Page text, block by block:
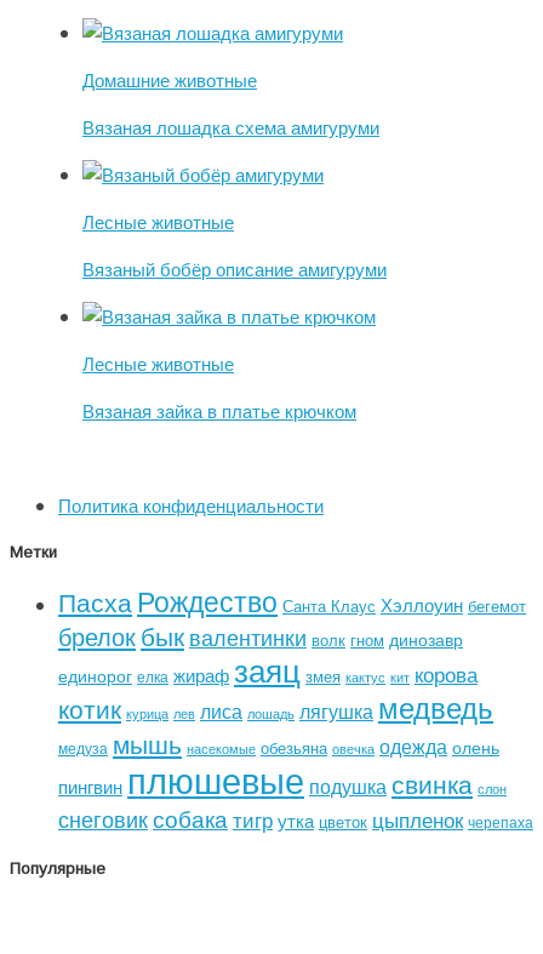
Домашние животные
Вязаная лошадка схема амигуруми
Лесные животные
Вязаный бобёр описание амигуруми
Лесные животные
Вязаная зайка в платье крючком
Политика конфиденциальности
Метки
ПасхаРождество Санта Клаус Хэллоуин бегемот
брелокбыквалентинки волк гном динозавр
единорог елка жирафзаяц змея кактус кит корова
котик курица лев лиса лошадь лягушка медведь
медуза мышь насекомые обезьяна овечка одежда олень
пингвин плюшевые подушка свинка слон
снеговиксобакатигрутка цветок цыпленок черепаха
Популярные